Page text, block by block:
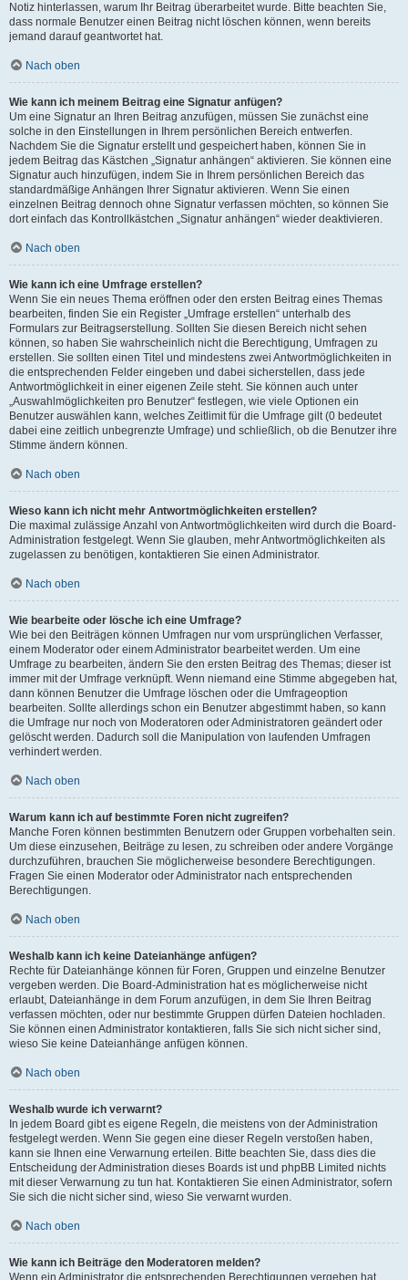
Notiz hinterlassen, warum Ihr Beitrag überarbeitet wurde. Bitte beachten Sie,
dass normale Benutzer einen Beitrag nicht löschen können, wenn bereits
jemand darauf geantwortet hat.
Nach oben
Wie kann ich meinem Beitrag eine Signatur anfügen?
Um eine Signatur an Ihren Beitrag anzufügen, müssen Sie zunächst eine
solche in den Einstellungen in Ihrem persönlichen Bereich entwerfen.
Nachdem Sie die Signatur erstellt und gespeichert haben, können Sie in
jedem Beitrag das Kästchen „Signatur anhängen“ aktivieren. Sie können eine
Signatur auch hinzufügen, indem Sie in Ihrem persönlichen Bereich das
standardmäßige Anhängen Ihrer Signatur aktivieren. Wenn Sie einen
einzelnen Beitrag dennoch ohne Signatur verfassen möchten, so können Sie
dort einfach das Kontrollkästchen „Signatur anhängen“ wieder deaktivieren.
Nach oben
Wie kann ich eine Umfrage erstellen?
Wenn Sie ein neues Thema eröffnen oder den ersten Beitrag eines Themas
bearbeiten, finden Sie ein Register „Umfrage erstellen“ unterhalb des
Formulars zur Beitragserstellung. Sollten Sie diesen Bereich nicht sehen
können, so haben Sie wahrscheinlich nicht die Berechtigung, Umfragen zu
erstellen. Sie sollten einen Titel und mindestens zwei Antwortmöglichkeiten in
die entsprechenden Felder eingeben und dabei sicherstellen, dass jede
Antwortmöglichkeit in einer eigenen Zeile steht. Sie können auch unter
„Auswahlmöglichkeiten pro Benutzer“ festlegen, wie viele Optionen ein
Benutzer auswählen kann, welches Zeitlimit für die Umfrage gilt (0 bedeutet
dabei eine zeitlich unbegrenzte Umfrage) und schließlich, ob die Benutzer ihre
Stimme ändern können.
Nach oben
Wieso kann ich nicht mehr Antwortmöglichkeiten erstellen?
Die maximal zulässige Anzahl von Antwortmöglichkeiten wird durch die Board-
Administration festgelegt. Wenn Sie glauben, mehr Antwortmöglichkeiten als
zugelassen zu benötigen, kontaktieren Sie einen Administrator.
Nach oben
Wie bearbeite oder lösche ich eine Umfrage?
Wie bei den Beiträgen können Umfragen nur vom ursprünglichen Verfasser,
einem Moderator oder einem Administrator bearbeitet werden. Um eine
Umfrage zu bearbeiten, ändern Sie den ersten Beitrag des Themas; dieser ist
immer mit der Umfrage verknüpft. Wenn niemand eine Stimme abgegeben hat,
dann können Benutzer die Umfrage löschen oder die Umfrageoption
bearbeiten. Sollte allerdings schon ein Benutzer abgestimmt haben, so kann
die Umfrage nur noch von Moderatoren oder Administratoren geändert oder
gelöscht werden. Dadurch soll die Manipulation von laufenden Umfragen
verhindert werden.
Nach oben
Warum kann ich auf bestimmte Foren nicht zugreifen?
Manche Foren können bestimmten Benutzern oder Gruppen vorbehalten sein.
Um diese einzusehen, Beiträge zu lesen, zu schreiben oder andere Vorgänge
durchzuführen, brauchen Sie möglicherweise besondere Berechtigungen.
Fragen Sie einen Moderator oder Administrator nach entsprechenden
Berechtigungen.
Nach oben
Weshalb kann ich keine Dateianhänge anfügen?
Rechte für Dateianhänge können für Foren, Gruppen und einzelne Benutzer
vergeben werden. Die Board-Administration hat es möglicherweise nicht
erlaubt, Dateianhänge in dem Forum anzufügen, in dem Sie Ihren Beitrag
verfassen möchten, oder nur bestimmte Gruppen dürfen Dateien hochladen.
Sie können einen Administrator kontaktieren, falls Sie sich nicht sicher sind,
wieso Sie keine Dateianhänge anfügen können.
Nach oben
Weshalb wurde ich verwarnt?
In jedem Board gibt es eigene Regeln, die meistens von der Administration
festgelegt werden. Wenn Sie gegen eine dieser Regeln verstoßen haben,
kann sie Ihnen eine Verwarnung erteilen. Bitte beachten Sie, dass dies die
Entscheidung der Administration dieses Boards ist und phpBB Limited nichts
mit dieser Verwarnung zu tun hat. Kontaktieren Sie einen Administrator, sofern
Sie sich die nicht sicher sind, wieso Sie verwarnt wurden.
Nach oben
Wie kann ich Beiträge den Moderatoren melden?
Wenn ein Administrator die entsprechenden Berechtigungen vergeben hat,